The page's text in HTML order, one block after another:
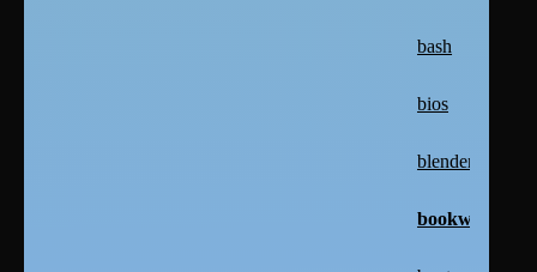
bash
bios
blender
bookworm